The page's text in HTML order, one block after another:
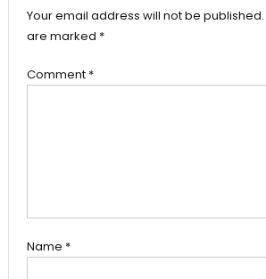
Your email address will not be published.
are marked *
Comment *
Name *